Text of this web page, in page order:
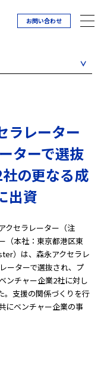
お問い合わせ
ラレーター
ターで選抜
の更なる成
出資
クセラレーター（注
（本社：東京都港区東
）は、森永アクセラレ
ーターで選抜され、プ
ンチャー企業2社に対し
。支援の関係づくりを行
にベンチャー企業の事